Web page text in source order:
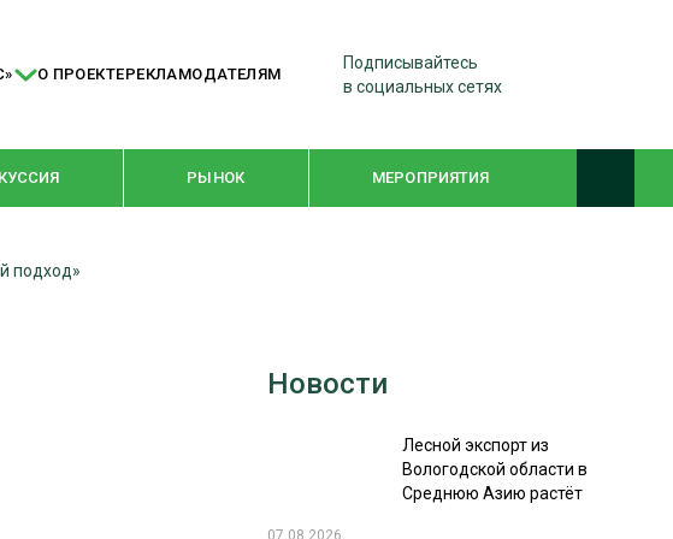
О ПРОЕКТЕРЕКЛАМОДАТЕЛЯМ
Подписывайтесь
в социальных сетях
РЫНОК МЕРОПРИЯТИЯ
WOODEX-2021
СУШКА ДРЕВЕСИНЫ
подход»
Новости
Лесной экспорт из
Вологодской области в
Среднюю Азию растёт
07.08.2026